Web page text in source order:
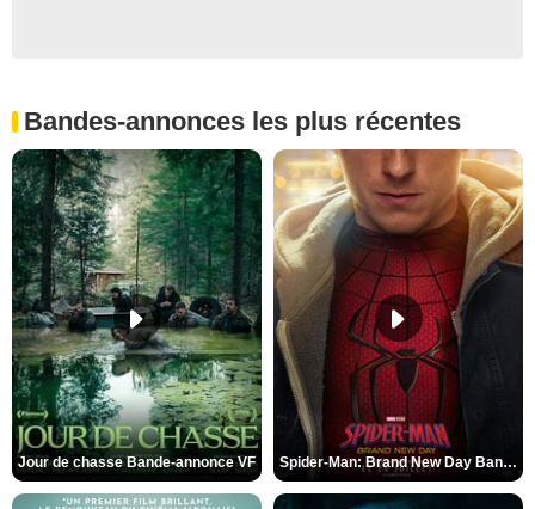
Bandes-annonces les plus récentes
Jour de chasse Bande-annonce VF Spider-Man: Brand New Day Bande-annonce (3) VO STFR